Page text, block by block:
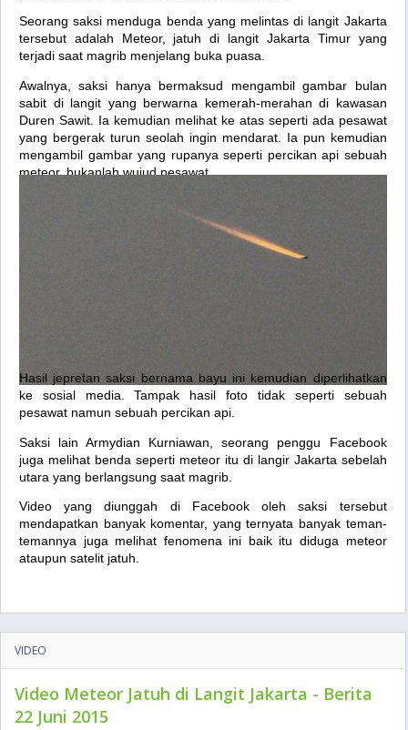
Seorang saksi menduga benda yang melintas di langit Jakarta
tersebut adalah Meteor, jatuh di langit Jakarta Timur yang
terjadi saat magrib menjelang buka puasa.
Awalnya, saksi hanya bermaksud mengambil gambar bulan
sabit di langit yang berwarna kemerah-merahan di kawasan
Duren Sawit. Ia kemudian melihat ke atas seperti ada pesawat
yang bergerak turun seolah ingin mendarat. Ia pun kemudian
mengambil gambar yang rupanya seperti percikan api sebuah
meteor, bukanlah wujud pesawat.
Hasil jepretan saksi bernama bayu ini kemudian diperlihatkan
ke sosial media. Tampak hasil foto tidak seperti sebuah
pesawat namun sebuah percikan api.
Saksi lain Armydian Kurniawan, seorang penggu Facebook
juga melihat benda seperti meteor itu di langir Jakarta sebelah
utara yang berlangsung saat magrib.
Video yang diunggah di Facebook oleh saksi tersebut
mendapatkan banyak komentar, yang ternyata banyak teman-
temannya juga melihat fenomena ini baik itu diduga meteor
ataupun satelit jatuh.
VIDEO
Video Meteor Jatuh di Langit Jakarta - Berita
22 Juni 2015